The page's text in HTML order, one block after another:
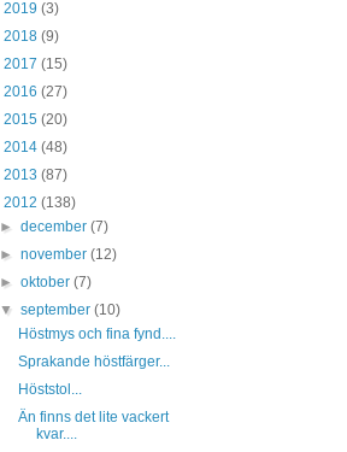
2019 (3)
2018 (9)
2017 (15)
2016 (27)
2015 (20)
2014 (48)
2013 (87)
2012 (138)
►december(7)
►november(12)
►oktober(7)
▼september(10)
Höstmys och fina fynd....
Sprakande höstfärger...
Höststol...
Än finns det lite vackert
kvar....